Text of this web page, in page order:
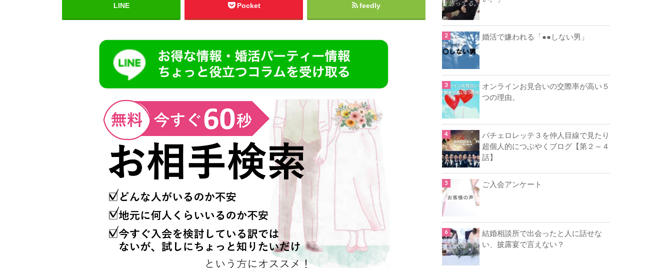
LINE Pocket feedly
婚活で嫌われる「●●しない男」
オンラインお見合いの交際率が高い５
つの理由。
バチェロレッテ３を仲人目線で見たり
超個人的につぶやくブログ【第２～４
話】
ご入会アンケート
結婚相談所で出会ったと人に話せな
い、披露宴で言えない？